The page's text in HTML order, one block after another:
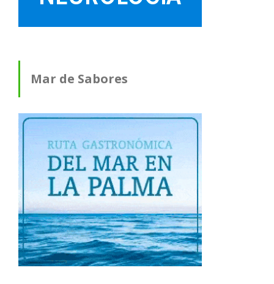
Mar de Sabores